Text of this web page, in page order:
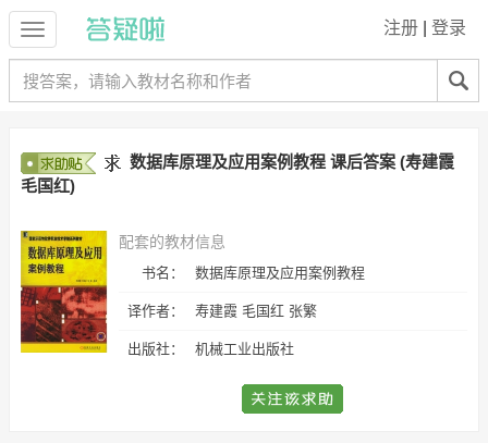
注册 登录
数据库原理及应用案例教程 课后答案 (寿建霞
毛国红)
配套的教材信息
书名： 数据库原理及应用案例教程
译作者： 寿建霞 毛国红 张繁
出版社： 机械工业出版社